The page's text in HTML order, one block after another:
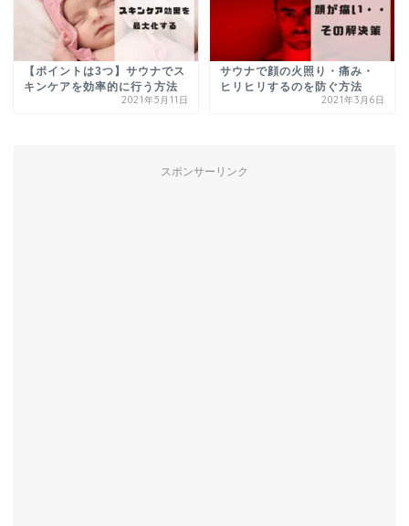
【ポイントは3つ】サウナでス
キンケアを効率的に行う方法
2021年5月11日
サウナで顔の火照り・痛み・
ヒリヒリするのを防ぐ方法
2021年3月6日
スポンサーリンク